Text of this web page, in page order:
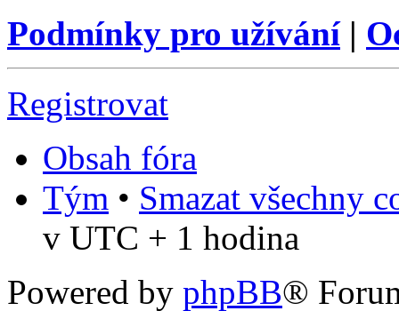
Podmínky pro užívání|
Registrovat
Obsah fóra
Tým • Smazat všechny
v UTC + 1 hodina
Powered by phpBB®